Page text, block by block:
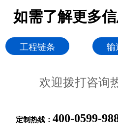
如需了解更多
工程链条 输
欢迎拨打咨询
定制热线： 400-0599-